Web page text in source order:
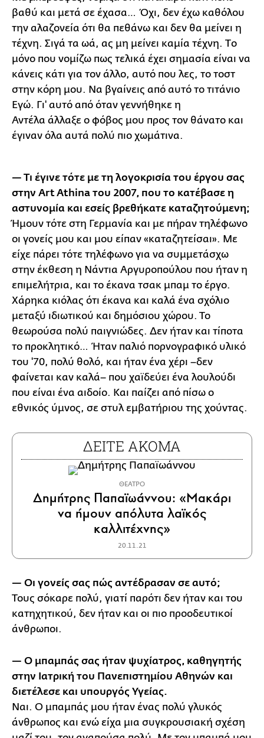
βαθύ και μετά σε έχασα… Όχι, δεν έχω καθόλου
την αλαζονεία ότι θα πεθάνω και δεν θα μείνει η
τέχνη. Σιγά τα ωά, ας μη μείνει καμία τέχνη. Tο
μόνο που νομίζω πως τελικά έχει σημασία είναι να
κάνεις κάτι για τον άλλο, αυτό που λες, το τοστ
στην κόρη μου. Να βγαίνεις από αυτό το τιτάνιο
Εγώ. Γι' αυτό από όταν γεννήθηκε η
Αντέλα άλλαξε ο φόβος μου προς τον θάνατο και
έγιναν όλα αυτά πολύ πιο χωμάτινα.
— Τι έγινε τότε με τη λογοκρισία του έργου σας
στην Art Athina του 2007, που το κατέβασε η
αστυνομία και εσείς βρεθήκατε καταζητούμενη;
Ήμουν τότε στη Γερμανία και με πήραν τηλέφωνο
οι γονείς μου και μου είπαν «καταζητείσαι». Με
είχε πάρει τότε τηλέφωνο για να συμμετάσχω
στην έκθεση η Νάντια Αργυροπούλου που ήταν η
επιμελήτρια, και το έκανα τσακ μπαμ το έργο.
Χάρηκα κιόλας ότι έκανα και καλά ένα σχόλιο
μεταξύ ιδιωτικού και δημόσιου χώρου. Το
θεωρούσα πολύ παιγνιώδες. Δεν ήταν και τίποτα
το προκλητικό… Ήταν παλιό πορνογραφικό υλικό
του '70, πολύ θολό, και ήταν ένα χέρι –δεν
φαίνεται καν καλά– που χαϊδεύει ένα λουλούδι
που είναι ένα αιδοίο. Και παίζει από πίσω ο
εθνικός ύμνος, σε στυλ εμβατήριου της χούντας.
ΔΕΙΤΕ ΑΚΟΜΑ
ΘΕΑΤΡΟ
Δημήτρης Παπαϊωάννου: «Μακάρι
να ήμουν απόλυτα λαϊκός
καλλιτέχνης»
20.11.21
— Οι γονείς σας πώς αντέδρασαν σε αυτό;
Τους σόκαρε πολύ, γιατί παρότι δεν ήταν και του
κατηχητικού, δεν ήταν και οι πιο προοδευτικοί
άνθρωποι.
— Ο μπαμπάς σας ήταν ψυχίατρος, καθηγητής
στην Ιατρική του Πανεπιστημίου Αθηνών και
διετέλεσε και υπουργός Υγείας.
Ναι. Ο μπαμπάς μου ήταν ένας πολύ γλυκός
άνθρωπος και ενώ είχα μια συγκρουσιακή σχέση